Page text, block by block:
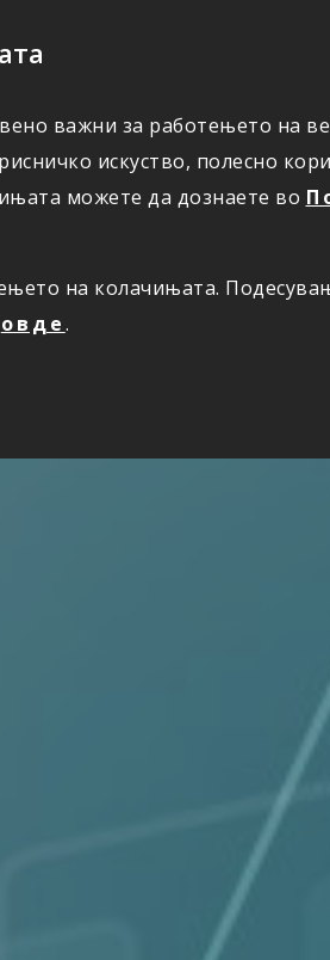
важни за работењето на
искуство, полесно
можете да дознаете во
на колачињата.
овде.